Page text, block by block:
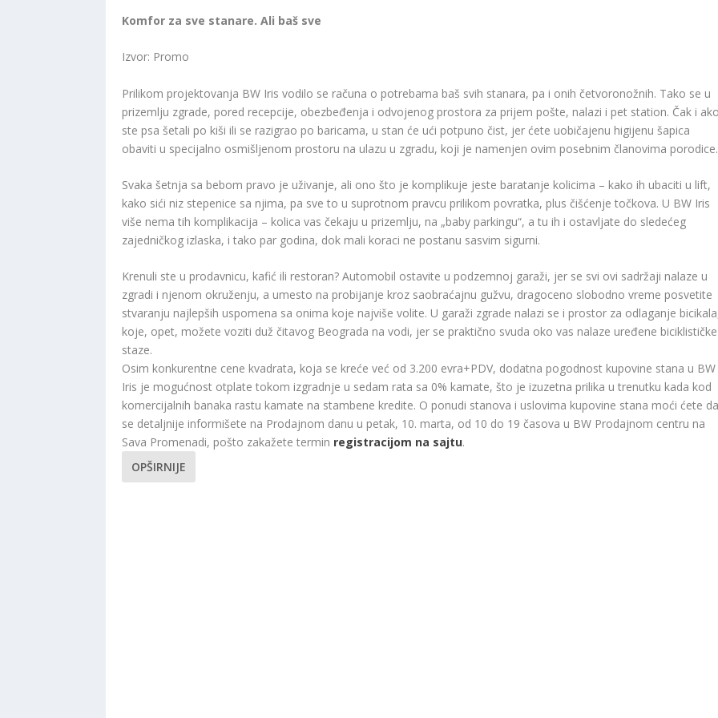
Komfor za sve stanare. Ali baš sve
Izvor: Promo
Prilikom projektovanja BW Iris vodilo se računa o potrebama baš svih stanara, pa i onih četvoronožnih. Tako se u
prizemlju zgrade, pored recepcije, obezbeđenja i odvojenog prostora za prijem pošte, nalazi i pet station. Čak i
ste psa šetali po kiši ili se razigrao po baricama, u stan će ući potpuno čist, jer ćete uobičajenu higijenu šapica
obaviti u specijalno osmišljenom prostoru na ulazu u zgradu, koji je namenjen ovim posebnim članovima porodice.
Svaka šetnja sa bebom pravo je uživanje, ali ono što je komplikuje jeste baratanje kolicima – kako ih ubaciti u lift,
kako sići niz stepenice sa njima, pa sve to u suprotnom pravcu prilikom povratka, plus čišćenje točkova. U BW Iris
više nema tih komplikacija – kolica vas čekaju u prizemlju, na „baby parkingu“, a tu ih i ostavljate do sledećeg
zajedničkog izlaska, i tako par godina, dok mali koraci ne postanu sasvim sigurni.
Krenuli ste u prodavnicu, kafić ili restoran? Automobil ostavite u podzemnoj garaži, jer se svi ovi sadržaji nalaze u
zgradi i njenom okruženju, a umesto na probijanje kroz saobraćajnu gužvu, dragoceno slobodno vreme posvetite
stvaranju najlepših uspomena sa onima koje najviše volite. U garaži zgrade nalazi se i prostor za odlaganje
koje, opet, možete voziti duž čitavog Beograda na vodi, jer se praktično svuda oko vas nalaze uređene biciklističke
staze.
Osim konkurentne cene kvadrata, koja se kreće već od 3.200 evra+PDV, dodatna pogodnost kupovine stana u BW
Iris je mogućnost otplate tokom izgradnje u sedam rata sa 0% kamate, što je izuzetna prilika u trenutku kada kod
komercijalnih banaka rastu kamate na stambene kredite. O ponudi stanova i uslovima kupovine stana moći ćete da
se detaljnije informišete na Prodajnom danu u petak, 10. marta, od 10 do 19 časova u BW Prodajnom centru na
Sava Promenadi, pošto zakažete termin registracijom na sajtu.
OPŠIRNIJE